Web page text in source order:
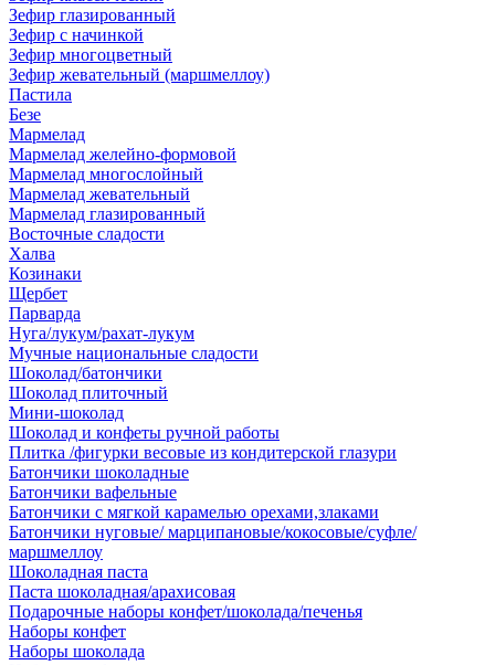
Зефир глазированный
Зефир с начинкой
Зефир многоцветный
Зефир жевательный (маршмеллоу)
Пастила
Безе
Мармелад
Мармелад желейно-формовой
Мармелад многослойный
Мармелад жевательный
Мармелад глазированный
Восточные сладости
Халва
Козинаки
Щербет
Парварда
Нуга/лукум/рахат-лукум
Мучные национальные сладости
Шоколад/батончики
Шоколад плиточный
Мини-шоколад
Шоколад и конфеты ручной работы
Плитка /фигурки весовые из кондитерской глазури
Батончики шоколадные
Батончики вафельные
Батончики с мягкой карамелью орехами,злаками
Батончики нуговые/ марципановые/кокосовые/суфле/
маршмеллоу
Шоколадная паста
Паста шоколадная/арахисовая
Подарочные наборы конфет/шоколада/печенья
Наборы конфет
Наборы шоколада